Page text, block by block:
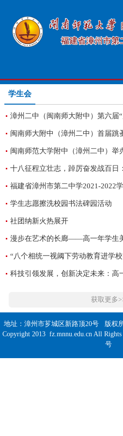
学生会
漳州二中（闽南师大附中）第六届
福建省漳州市第二中学2021-2022
学生志愿擦洗校园书法碑园活动
社团纳新火热展开
漫步在艺术的长廊——高一年学生
获取更多
地址：漳州市芗城区新路顶20号 版权
Copyright 2013 fz.mnnu.edu.cn All
号